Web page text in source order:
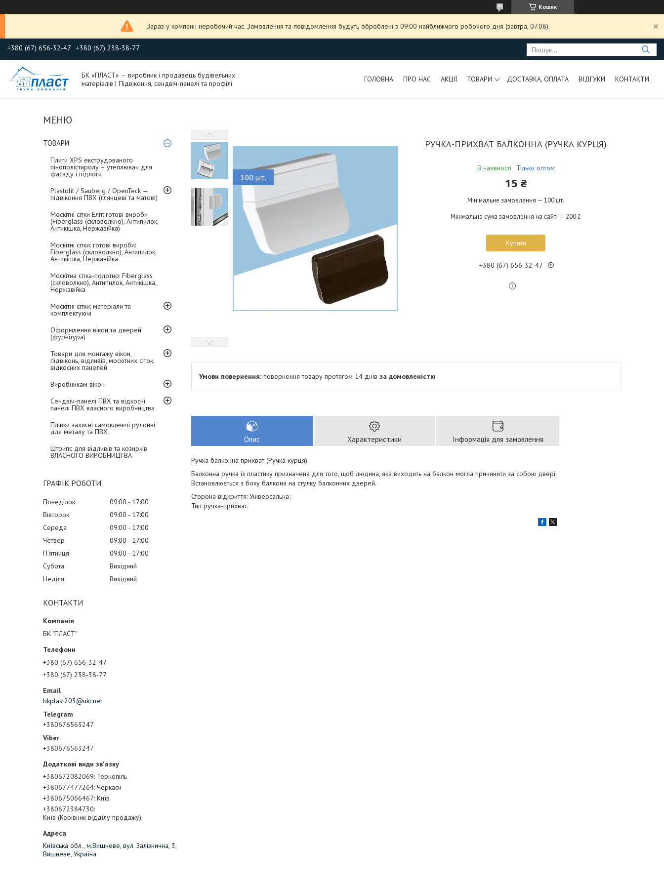
Кошик
Зараз у компанії неробочий час. Замовлення та повідомлення будуть оброблені з 09:00 найближчого робочого дня (завтра, 07.08).
+380 (67) 656-32-47 +380 (67) 238-38-77
БК «ПЛАСТ» — виробник і продавець будівельних
матеріалів | Підвіконня, сендвіч-панелі та профілі
ГОЛОВНА ПРО НАС АКЦІЇ ТОВАРИ ДОСТАВКА, ОПЛАТА ВІДГУКИ КОНТАКТИ
ТОВАРИ
Плити XPS екструдованого
пінополістиролу – утеплювач для
фасаду і підлоги
Plastolit / Sauberg / OpenTeck —
підвіконня ПВХ (глянцеві та матові)
Москітні сітки Еліт: готові вироби
(Fiberglass (скловолкно), Антипилок,
Антикішка, Нержавійка)
Москітні сітки: готові вироби:
Fiberglass (скловолкно), Антипилок,
Антикішка, Нержавійка
Москітна сітка-полотно: Fiberglass
(скловолкно), Антипилок, Антикішка,
Нержавійка
Москітні сітки: матеріали та
комплектуючі
Оформлення вікон та дверей
(фурнітура)
Товари для монтажу вікон,
підвіконь, відливів, москітних сіток,
відкосних панелей
Виробникам вікон
Сендвіч-панелі ПВХ та відкосні
панелі ПВХ власного виробництва
Плівки захисні самоклеючі рулонні
для металу та ПВХ
Штрипс для відливів та козирків
ВЛАСНОГО ВИРОБНИЦТВА
ГРАФІК РОБОТИ
Понеділок 09:00
17:00
Вівторок
09:00
17:00
Середа
09:00
17:00
Четвер
09:00
17:00
Пʼятниця
09:00
17:00
Субота
Вихідний
Неділя
Вихідний
КОНТАКТИ
БК "ПЛАСТ"
+380 (67) 656-32-47
+380 (67) 238-38-77
bkplast203@ukr.net
+380676563247
+380676563247
+380672082069 Тернопіль
+380677477264 Черкаси
+380675066467 Київ
+380672384730
Київ (Керівник відділу продажу)
Київська обл., м.Вишневе, вул. Залізнична, 3,
Вишневе, Україна
100 шт.
РУЧКА-ПРИХВАТ БАЛКОННА (РУЧКА КУРЦЯ)
В наявності Тільки оптом
15 ₴
Мінімальне замовлення — 100 шт.
Мінімальна сума замовлення на сайті — 200 ₴
Купити
+380 (67) 656-32-47
повернення товару протягом 14 днів за домовленістю
Опис Характеристики Інформація для замовлення
Ручка балконна прихват (Ручка курця)
Балконна ручка із пластику призначена для того, щоб людина, яка виходить на балкон могла причинити за собою двері.
Встановлюється з боку балкона на стулку балконних дверей.
Сторона відкриття: Універсальна;
Тип ручка-прихват.